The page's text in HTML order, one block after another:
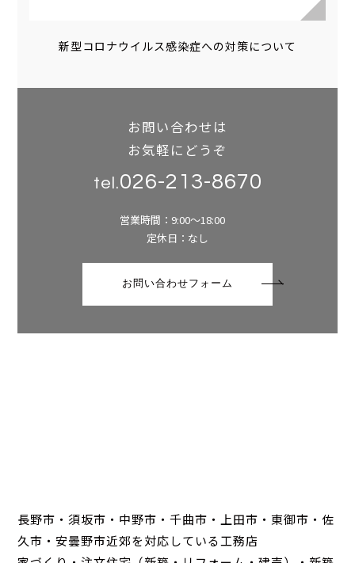
新型コロナウイルス感染症への対策について
お問い合わせは
お気軽にどうぞ
tel.026-213-8670
営業時間：9:00～18:00
定休日：なし
お問い合わせフォーム
長野市・須坂市・中野市・千曲市・上田市・東御市・佐
久市・安曇野市近郊を対応している工務店